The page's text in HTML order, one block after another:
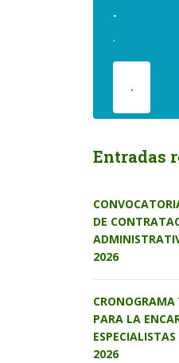
.
.
.
Entradas
DE
2026
PARA LA
2026